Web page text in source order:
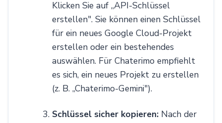
Klicken Sie auf „API-Schlüssel
erstellen". Sie können einen Schlüssel
für ein neues Google Cloud-Projekt
erstellen oder ein bestehendes
auswählen. Für Chaterimo empfiehlt
es sich, ein neues Projekt zu erstellen
(z. B. „Chaterimo-Gemini").
Schlüssel sicher kopieren: Nach der